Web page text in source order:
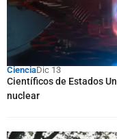
CienciaDic 13
Científicos de Estados
nuclear